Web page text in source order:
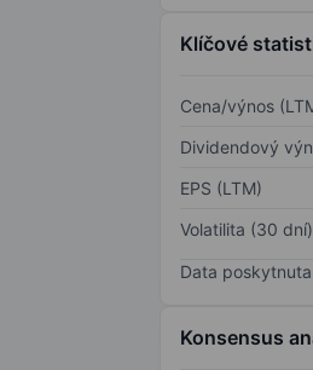
Klíčové
Cena/výnos
Dividendový
EPS (LTM)
Volatilita (30 dní)
Data
Konsensus